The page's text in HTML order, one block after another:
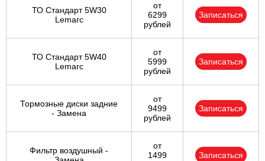
ТО Стандарт 5W30
Lemarc
от
6299
рублей
Записаться
ТО Стандарт 5W40
Lemarc
от
5999
рублей
Записаться
Тормозные диски задние
- Замена
от
9499
рублей
Записаться
Фильтр воздушный -
от
1499
Записаться